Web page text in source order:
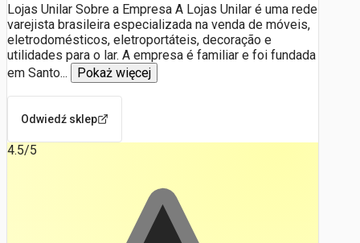
Lojas Unilar Sobre a Empresa A Lojas Unilar é uma rede
varejista brasileira especializada na venda de móveis,
eletrodomésticos, eletroportáteis, decoração e
utilidades para o lar. A empresa é familiar e foi fundada
em Santo... Pokaż więcej
Odwiedź sklep
4.5/5